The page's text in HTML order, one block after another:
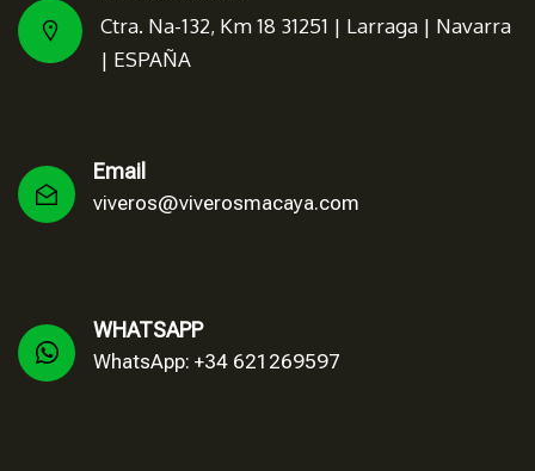
Ctra. Na-132, Km 18 31251 | Larraga | Navarra
| ESPAÑA
Email
viveros@viverosmacaya.com
WHATSAPP
WhatsApp: +34 621269597